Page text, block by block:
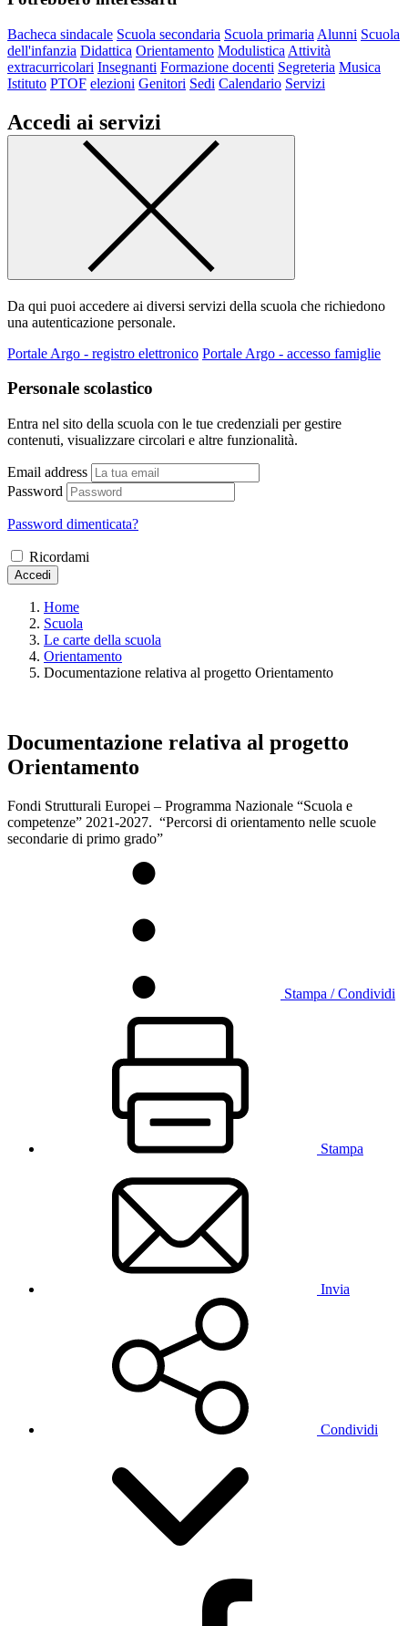
Bacheca sindacale Scuola secondaria Scuola primaria Alunni Scuola
dell'infanzia Didattica Orientamento Modulistica Attività
extracurricolari Insegnanti Formazione docenti Segreteria Musica
Istituto PTOF elezioni Genitori Sedi Calendario Servizi
Accedi ai servizi
Da qui puoi accedere ai diversi servizi della scuola che richiedono
una autenticazione personale.
Portale Argo - registro elettronico Portale Argo - accesso famiglie
Personale scolastico
Entra nel sito della scuola con le tue credenziali per gestire
contenuti, visualizzare circolari e altre funzionalità.
Email address
Password
Password dimenticata?
Ricordami
Accedi
Home
Scuola
Le carte della scuola
Orientamento
Documentazione relativa al progetto Orientamento
Documentazione relativa al progetto
Orientamento
Fondi Strutturali Europei – Programma Nazionale “Scuola e
competenze” 2021-2027. “Percorsi di orientamento nelle scuole
secondarie di primo grado”
Stampa / Condividi
Stampa
Invia
Condividi